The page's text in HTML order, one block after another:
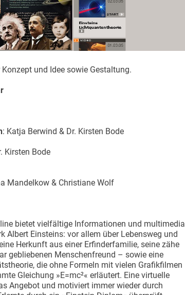
und Idee sowie Gestaltung.
: Katja Berwind & Dr. Kirsten Bode
Kirsten Bode
Mandelkow & Christiane Wolf
bietet vielfältige Informationen und multimedial
Albert Einsteins: vor allem über Lebensweg und
Herkunft aus einer Erfinderfamilie, seine zähe
gebliebenen Menschenfreund – sowie eine
die ohne Formeln mit vielen Grafikfilmen
Gleichung »E=mc²« erläutert. Eine virtuelle
Angebot und motiviert immer wieder durch